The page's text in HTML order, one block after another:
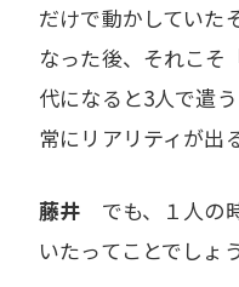
だけで動かしていた
なった後、それこそ
代になると3人で遣
常にリアリティが出
藤井 でも、１人の
いたってことでしょう